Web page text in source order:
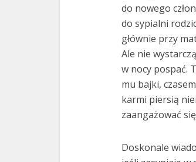
do nowego
do sypialni
głównie przy
Ale nie
w nocy pospać.
mu bajki,
karmi piersią
zaangażować
Doskonale